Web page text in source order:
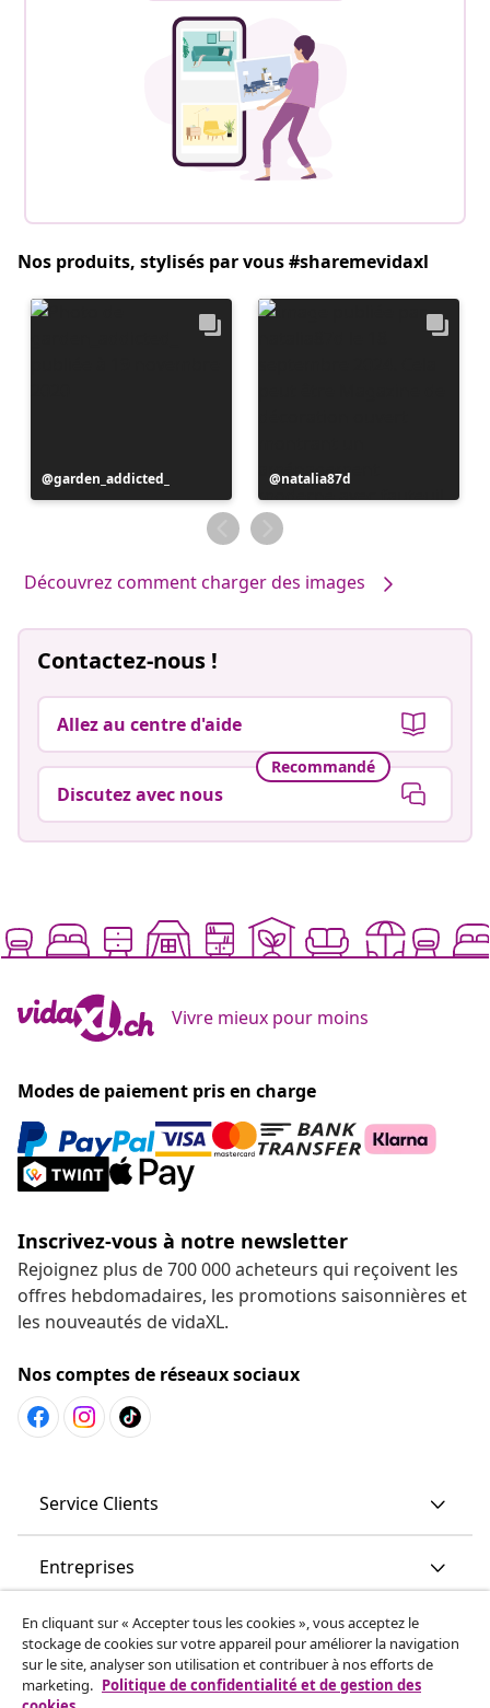
Nos produits, stylisés par vous #sharemevidaxl
Publication
publiée
garden_addicted_
Publication
publiée
par
natalia87d
Découvrez comment charger des images
Contactez-nous !
Allez au centre d'aide
Recommandé
Discutez avec nous
Vivre mieux pour moins
Modes de paiement pris en charge
Inscrivez-vous à notre newsletter
Rejoignez plus de 700 000 acheteurs qui reçoivent les
offres hebdomadaires, les promotions saisonnières et
les nouveautés de vidaXL.
Nos comptes de réseaux sociaux
Service Clients
Entreprises
vidaXL
More content links
En cliquant sur « Accepter tous les cookies », vous acceptez le
stockage de cookies sur votre appareil pour améliorer la navigation
sur le site, analyser son utilisation et contribuer à nos efforts de
marketing. Politique de confidentialité et de gestion des